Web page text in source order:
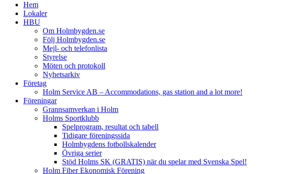
Hem
Lokaler
HBU
Om Holmbygden.se
Följ Holmbygden.se
Mejl- och telefonlista
Styrelse
Möten och protokoll
Nyhetsarkiv
Företag
Holm Service AB – Accommodations, gas station and a lot more!
Föreningar
Grannsamverkan i Holm
Holms Sportklubb
Spelprogram, resultat och tabell
Tidigare föreningssida
Holmbygdens fotbollskalender
Övriga serier
Stöd Holms SK (GRATIS) när du spelar med Svenska Spel!
Holm Fiber Ekonomisk Förening